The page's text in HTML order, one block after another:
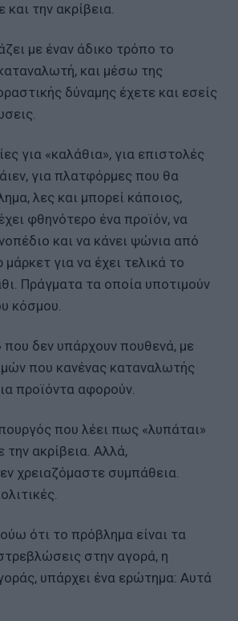
και την ακρίβεια.
με έναν άδικο τρόπο το
και μέσω της
δύναμης έχετε και εσείς
για «καλάθια», για επιστολές
για πλατφόρμες που θα
λες και μπορεί κάποιος,
φθηνότερο ένα προϊόν, να
και να κάνει ψώνια από
για να έχει τελικά το
Πράγματα τα οποία υποτιμούν
κόσμου.
που δεν υπάρχουν πουθενά, με
που κανένας καταναλωτής
προϊόντα αφορούν.
που λέει πως «λυπάται»
την ακρίβεια. Αλλά,
χρειαζόμαστε συμπάθεια.
ότι το πρόβλημα είναι τα
στην αγορά, η
υπάρχει ένα ερώτημα: Αυτά